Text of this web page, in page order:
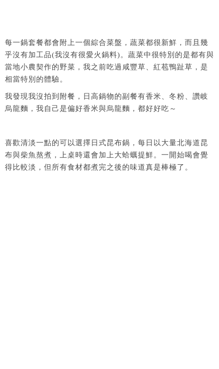
每一鍋套餐都會附上一個綜合菜盤，蔬菜都很新鮮，而且幾
乎沒有加工品(我沒有很愛火鍋料)。蔬菜中很特別的是都有與
當地小農契作的野菜，我之前吃過咸豐草、紅苞鴨趾草，是
相當特別的體驗。
我發現我沒拍到附餐，日高鍋物的副餐有香米、冬粉、讚岐
烏龍麵，我自己是偏好香米與烏龍麵，都好好吃～
喜歡清淡一點的可以選擇日式昆布鍋，每日以大量北海道昆
布與柴魚熬煮，上桌時還會加上大蛤蠣提鮮。一開始喝會覺
得比較淡，但所有食材都煮完之後的味道真是棒極了。